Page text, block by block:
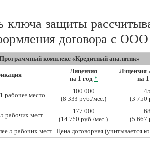
ключа защиты
договора с
Программный комплекс «Кредитный аналитик»
Лицензия
на 1 год *
Лицензия
на
рабочее место
100 000
(8 333 руб./мес.)
(3 750
рабочих мест
177 000
(14 750 руб./мес.)
(5 667
5 рабочих мест Цена договорная (учитывается